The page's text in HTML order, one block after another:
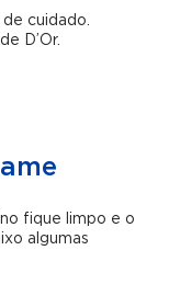
cuidado.
D’Or.
fique limpo e o
algumas